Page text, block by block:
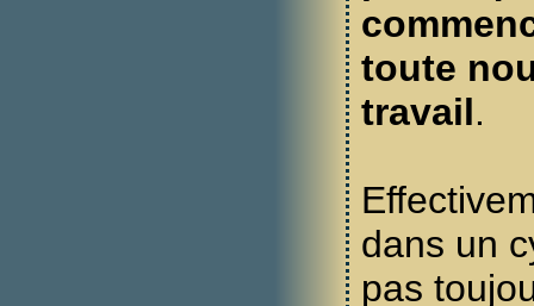
toute
travail.
dans un
pas